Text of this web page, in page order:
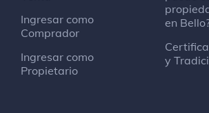
Maderas Renacer S.A.S.
Contratista de moquetas y
Avenida 32 44-71
Ingresar como
Comprador
Ingresar como
Propietario
en
y